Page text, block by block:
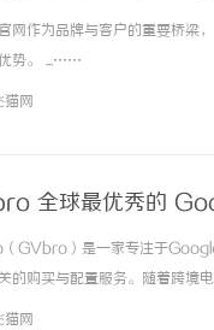
网作为品牌与客户的重要桥梁
势。 ...……
猫网
全球最优秀的
GVbro）是一家专注于
的购买与配置服务。随着跨境
资源的重要渠道之一。
猫网